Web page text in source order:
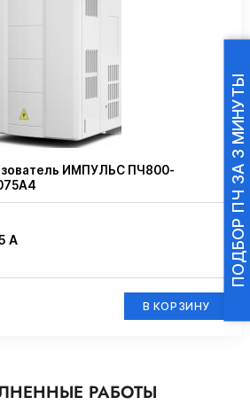
ИМПУЛЬС ПЧ800-
А
В КОРЗИНУ
РАБОТЫ
ПОДБОР ПЧ ЗА 3 МИНУТЫ